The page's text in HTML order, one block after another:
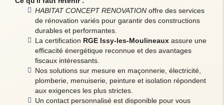
HABITAT CONCEPT RENOVATION offre des services
de rénovation variés pour garantir des constructions
durables et performantes.
La certification RGE Issy-les-Moulineaux assure une
efficacité énergétique reconnue et des avantages
fiscaux intéressants.
Nos solutions sur mesure en maçonnerie, électricité,
plomberie, menuiserie, peinture et isolation répondent
aux exigences les plus strictes.
Un contact personnalisé est disponible pour vous